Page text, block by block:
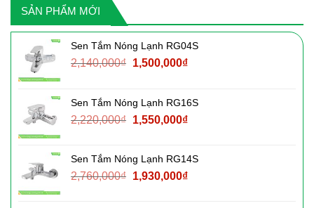
SẢN PHẨM MỚI
Sen Tắm Nóng Lạnh RG04S
2,140,000₫ Giá
2,140,000₫.
1,500,000₫Giá
là:
1,500,000₫.
Sen Tắm Nóng Lạnh RG16S
2,220,000₫ Giá
2,220,000₫.
1,550,000₫Giá
là:
1,550,000₫.
Sen Tắm Nóng Lạnh RG14S
2,760,000₫ Giá
1,930,000₫Giá